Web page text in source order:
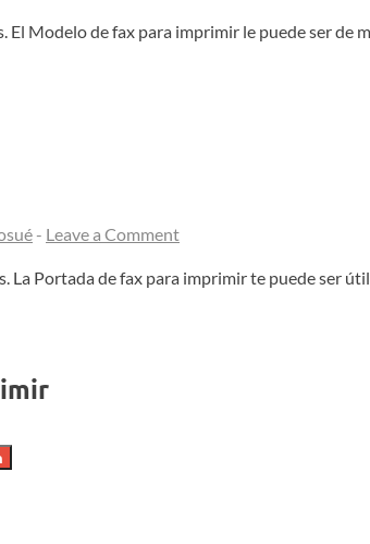
Modelo de fax para imprimir le puede ser de
- Leave a Comment
La Portada de fax para imprimir te puede ser